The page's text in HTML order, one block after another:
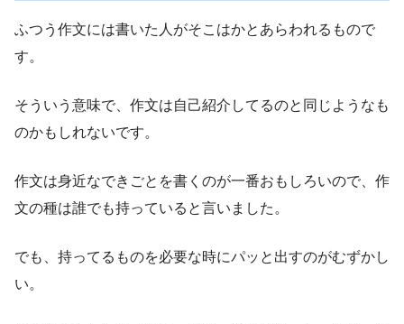
ふつう作文には書いた人がそこはかとあらわれるもので
す。
そういう意味で、作文は自己紹介してるのと同じようなも
のかもしれないです。
作文は身近なできごとを書くのが一番おもしろいので、作
文の種は誰でも持っていると言いました。
でも、持ってるものを必要な時にパッと出すのがむずかし
い。